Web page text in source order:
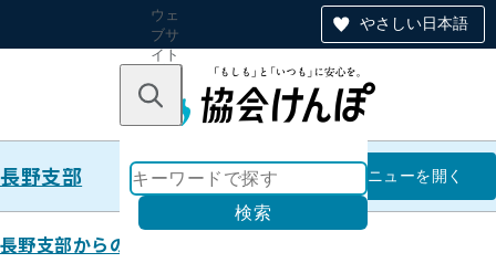
やさしい日本語
ウェ
ブサ
イト
のナ
ン
キーワードで探す
検索
長野支部 長野支部
メニューを開く
長野支部からのお知らせ